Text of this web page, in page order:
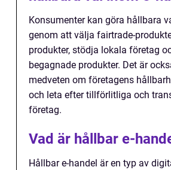
Konsumenter kan göra hållbara
genom att välja fairtrade-
produkter, stödja lokala företag
begagnade produkter. Det är
medveten om företagens
och leta efter tillförlitliga och
företag.
Vad är hållbar e-
Hållbar e-handel är en typ av